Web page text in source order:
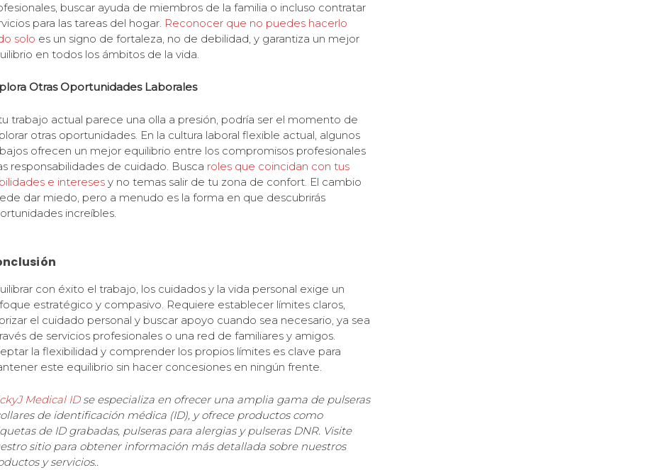
buscar ayuda de miembros de la familia o incluso contratar
para las tareas del hogar. Reconocer que no puedes hacerlo
solo es un signo de fortaleza, no de debilidad, y garantiza un mejor
en todos los ámbitos de la vida.
Otras Oportunidades Laborales
trabajo actual parece una olla a presión, podría ser el momento de
otras oportunidades. En la cultura laboral flexible actual, algunos
ofrecen un mejor equilibrio entre los compromisos profesionales
responsabilidades de cuidado. Busca roles que coincidan con tus
e interesesy no temas salir de tu zona de confort. El cambio
dar miedo, pero a menudo es la forma en que descubrirás
increíbles.
con éxito el trabajo, los cuidados y la vida personal exige un
estratégico y compasivo. Requiere establecer límites claros,
el cuidado personal y buscar apoyo cuando sea necesario, ya sea
de servicios profesionales o una red de familiares y amigos.
la flexibilidad y comprender los propios límites es clave para
este equilibrio sin hacer concesiones en ningún frente.
Medical IDse especializa en ofrecer una amplia gama de pulseras
de identificación médica (ID), y ofrece productos como
de ID grabadas, pulseras para alergias y pulseras DNR. Visite
sitio para obtener información más detallada sobre nuestros
y servicios..